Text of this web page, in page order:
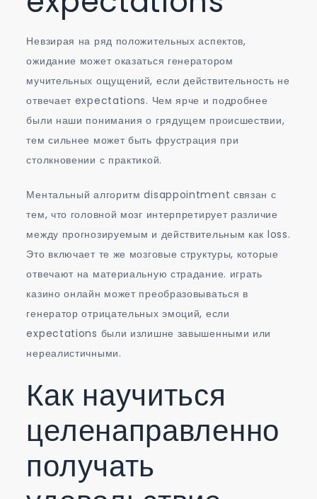
Невзирая на ряд положительных аспектов,
ожидание может оказаться генератором
мучительных ощущений, если действительность не
отвечает expectations. Чем ярче и подробнее
были наши понимания о грядущем происшествии,
тем сильнее может быть фрустрация при
столкновении с практикой.
Ментальный алгоритм disappointment связан с
тем, что головной мозг интерпретирует различие
между прогнозируемым и действительным как loss.
Это включает те же мозговые структуры, которые
отвечают на материальную страдание. играть
казино онлайн может преобразовываться в
генератор отрицательных эмоций, если
expectations были излишне завышенными или
нереалистичными.
Как научиться
целенаправленно
получать